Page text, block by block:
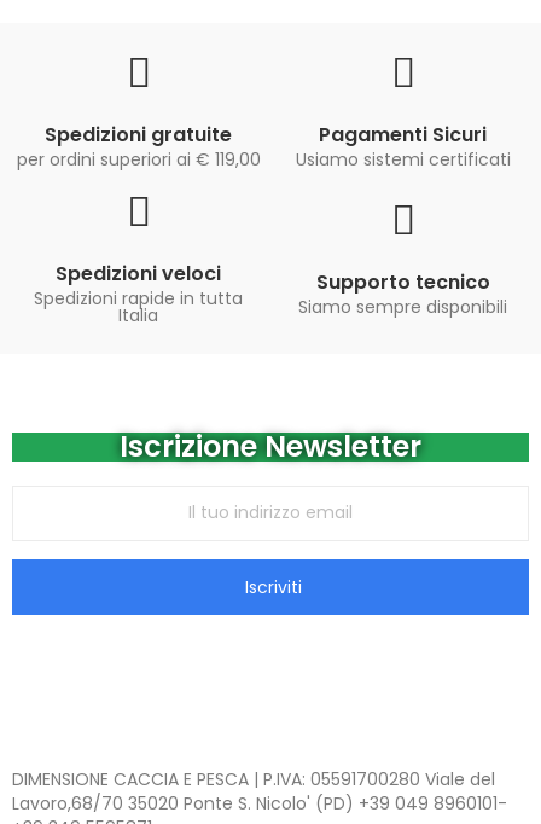
Spedizioni gratuite
per ordini superiori ai € 119,00
Pagamenti Sicuri
Usiamo sistemi certificati
Spedizioni veloci
Spedizioni rapide in tutta
Italia
Supporto tecnico
Siamo sempre disponibili
Iscrizione Newsletter
Iscriviti
DIMENSIONE CACCIA E PESCA | P.IVA: 05591700280 Viale del
Lavoro,68/70 35020 Ponte S. Nicolo' (PD) +39 049 8960101-